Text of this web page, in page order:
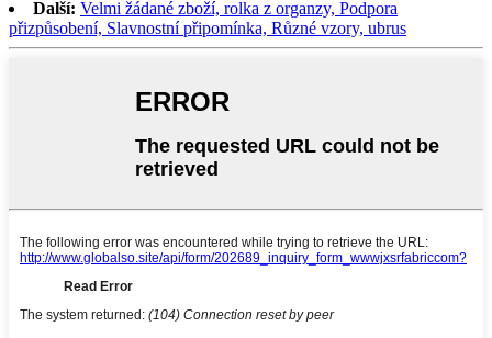
Další: Velmi žádané zboží, rolka z organzy, Podpora
přizpůsobení, Slavnostní připomínka, Různé vzory, ubrus